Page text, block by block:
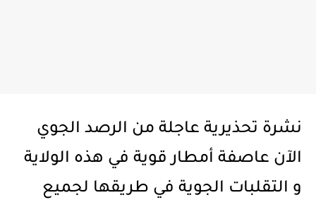
نشرة تحذيرية عاجلة من الرصد الجوي
الآن عاصفة أمطار قوية في هذه الولاية
و التقلبات الجوية في طريقها لجميع